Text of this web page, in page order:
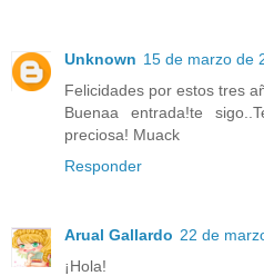
Unknown 15 de marzo de
Felicidades por estos tres
Buenaa entrada!te
preciosa! Muack
Responder
Arual Gallardo 22 de
¡Hola!